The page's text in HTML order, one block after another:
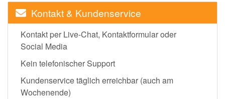
Kontakt & Kundenservice
Kontakt per Live-Chat, Kontaktformular oder
Social Media
Kein telefonischer Support
Kundenservice täglich erreichbar (auch am
Wochenende)